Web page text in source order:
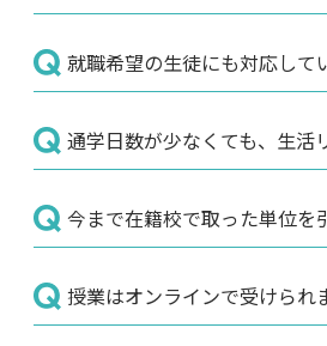
就職希望の生徒にも対応して
通学日数が少なくても、生活
今まで在籍校で取った単位を
授業はオンラインで受けられ